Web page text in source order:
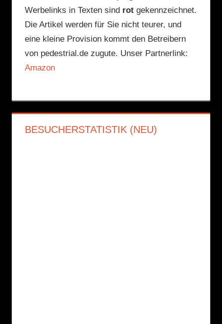
Werbelinks in Texten sind rotgekennzeichnet.
Die Artikel werden für Sie nicht teurer, und
eine kleine Provision kommt den Betreibern
von pedestrial.de zugute. Unser Partnerlink:
Amazon
BESUCHERSTATISTIK (NEU)